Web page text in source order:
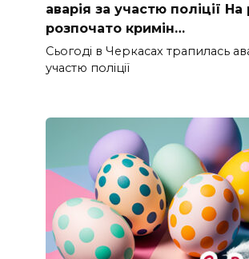
аварія за участю поліції На
розпочато кримін…
Сьогоді в Черкасах трапилась
участю поліції